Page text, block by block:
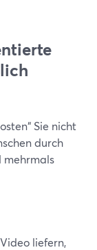
Sie nicht
durch
mehrmals
liefern,